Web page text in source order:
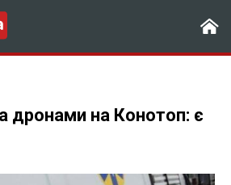
дронами на Конотоп: є